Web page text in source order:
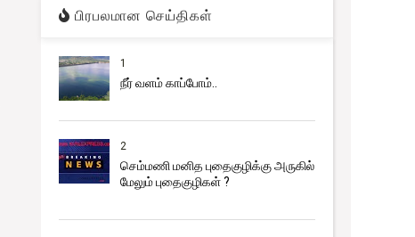
பிரபலமான செய்திகள்
1
நீர் வளம் காப்போம்..
2
செம்மணி மனித புதைகுழிக்கு அருகில்
மேலும் புதைகுழிகள் ?